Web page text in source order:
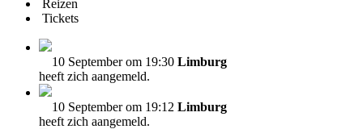
Reizen
Tickets
10 September om 19:30 Limburg
heeft zich aangemeld.
10 September om 19:12 Limburg
heeft zich aangemeld.